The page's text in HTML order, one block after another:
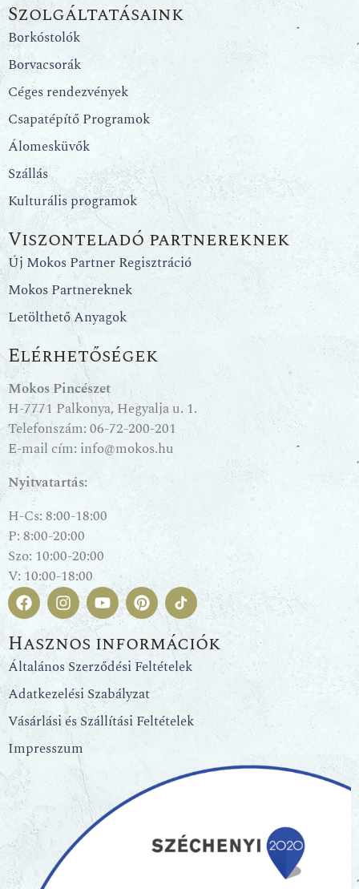
Szolgáltatásaink
Borkóstolók
Borvacsorák
Céges rendezvények
Csapatépítő Programok
Álomesküvők
Szállás
Kulturális programok
Viszonteladó partnereknek
Új Mokos Partner Regisztráció
Mokos Partnereknek
Letölthető Anyagok
Elérhetőségek
Mokos Pincészet
H-7771 Palkonya, Hegyalja u. 1.
Telefonszám:06-72-200-201
E-mail cím: info@mokos.hu
Nyitvatartás:
H-Cs: 8:00-18:00
P: 8:00-20:00
Szo: 10:00-20:00
V: 10:00-18:00
Hasznos információk
Általános Szerződési Feltételek
Adatkezelési Szabályzat
Vásárlási és Szállítási Feltételek
Impresszum